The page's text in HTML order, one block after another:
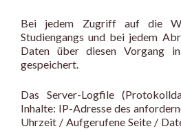
Bei jedem Zugriff auf die
Studiengangs und bei jedem
Daten über diesen Vorgang
gespeichert.
Das Server-Logfile
Inhalte: IP-Adresse des
Uhrzeit / Aufgerufene Seite /